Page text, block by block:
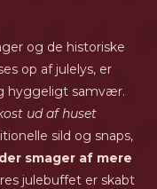
og de historiske
op af julelys, er
hyggeligt samvær.
ud af huset
sild og snaps,
smager af mere
julebuffet er skabt